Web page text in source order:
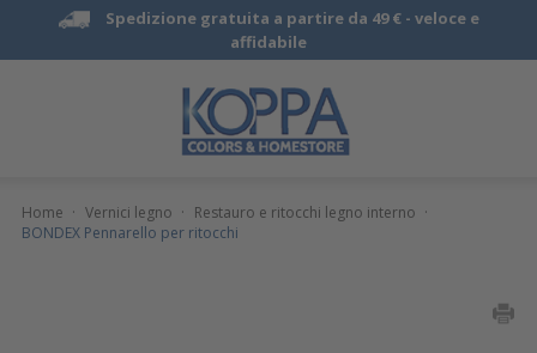
Spedizione gratuita a partire da 49 € - veloce e
affidabile
Home · Vernici legno · Restauro e ritocchi legno interno ·
BONDEX Pennarello per ritocchi